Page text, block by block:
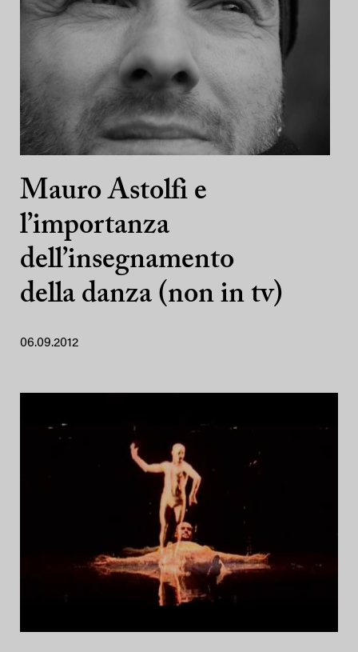
Mauro Astolfi e
l’importanza
dell’insegnamento
della danza (non in tv)
06.09.2012